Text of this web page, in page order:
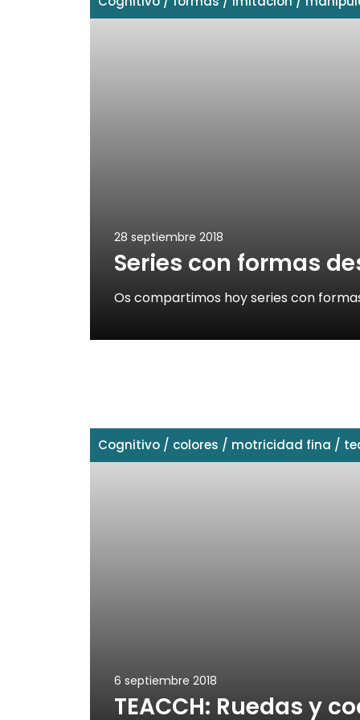
28 septiembre 2018
Series con formas
Os compartimos hoy series con
Cognitivo / colores / motricidad fina /
6 septiembre 2018
TEACCH: Ruedas y